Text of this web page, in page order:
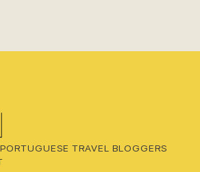
TRAVEL BLOGGERS